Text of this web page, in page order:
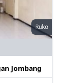
Ruko
Jombang